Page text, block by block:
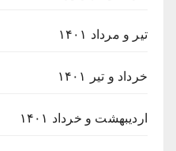
تیر و مرداد ۱۴۰۱
خرداد و تیر ۱۴۰۱
اردیبهشت و خرداد ۱۴۰۱